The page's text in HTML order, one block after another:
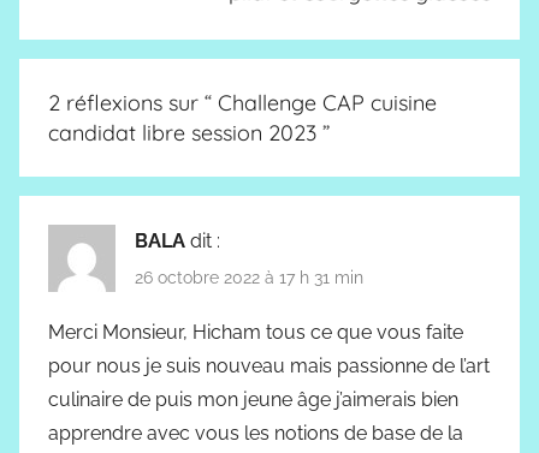
2 réflexions sur “ Challenge CAP cuisine
candidat libre session 2023 ”
BALA dit :
26 octobre 2022 à 17 h 31 min
Merci Monsieur, Hicham tous ce que vous faite
pour nous je suis nouveau mais passionne de l’art
culinaire de puis mon jeune âge j’aimerais bien
apprendre avec vous les notions de base de la